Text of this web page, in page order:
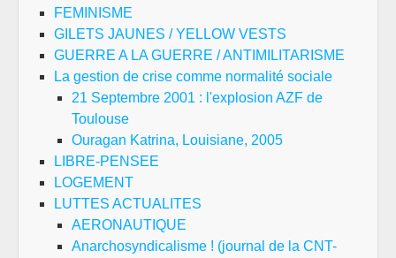
FEMINISME
GILETS JAUNES / YELLOW VESTS
GUERRE A LA GUERRE / ANTIMILITARISME
La gestion de crise comme normalité sociale
21 Septembre 2001 : l'explosion AZF de
Toulouse
Ouragan Katrina, Louisiane, 2005
LIBRE-PENSEE
LOGEMENT
LUTTES ACTUALITES
AERONAUTIQUE
Anarchosyndicalisme ! (journal de la CNT-